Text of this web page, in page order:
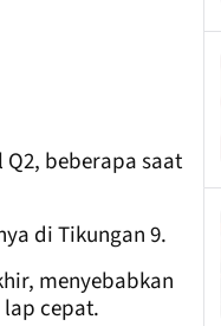
beberapa saat
di Tikungan 9.
menyebabkan
cepat.